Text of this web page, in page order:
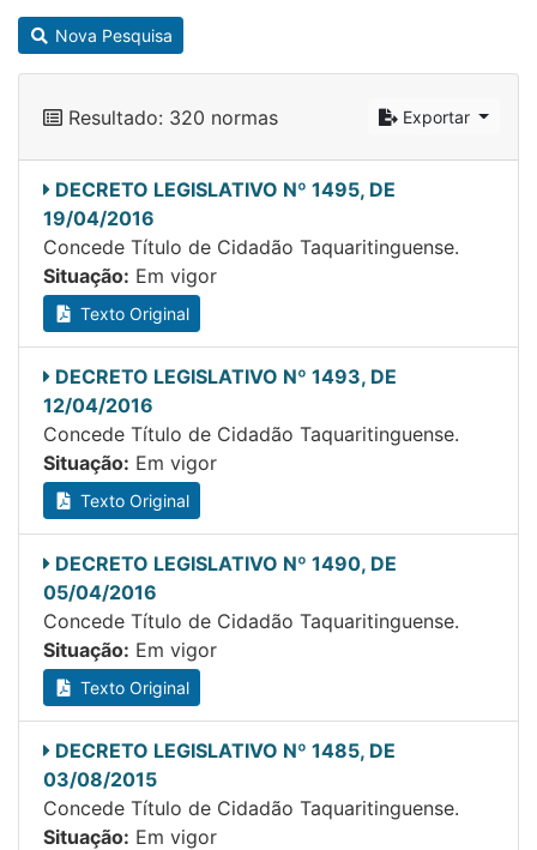
Nova Pesquisa
Resultado: 320 normas Exportar
DECRETO LEGISLATIVO Nº 1495, DE
19/04/2016
Concede Título de Cidadão Taquaritinguense.
Situação: Em vigor
Texto Original
DECRETO LEGISLATIVO Nº 1493, DE
12/04/2016
Concede Título de Cidadão Taquaritinguense.
Situação: Em vigor
Texto Original
DECRETO LEGISLATIVO Nº 1490, DE
05/04/2016
Concede Título de Cidadão Taquaritinguense.
Situação: Em vigor
Texto Original
DECRETO LEGISLATIVO Nº 1485, DE
03/08/2015
Concede Título de Cidadão Taquaritinguense.
Situação: Em vigor